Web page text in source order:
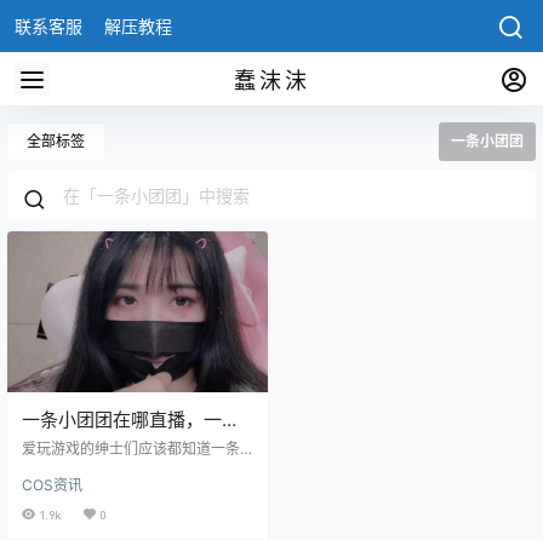
联系客服 解压教程
蠢沫沫
全部标签 一条小团团
一条小团团在哪直播，一条
小团团真名叫什么
爱玩游戏的绅士们应该都知道一条
主要由直播绝地求生这款游戏出名
的，要说最有名的要数她那魔性的
COS资讯
1.9k 0